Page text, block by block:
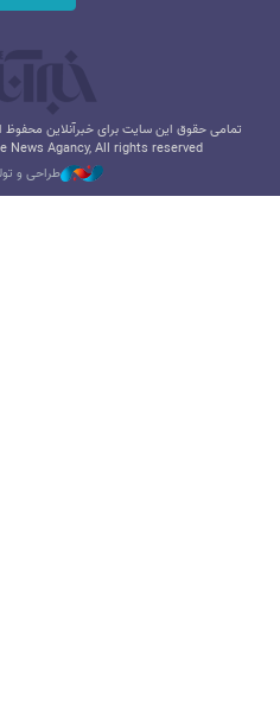
تمامی حقوق این سایت برای خبرآنلاین
News Agancy, All rights reserved
طراحی و